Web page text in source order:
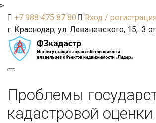
>
+7 988 475 87 80
Вход / регистрация
г. Краснодар, ул. Леваневского, 15, 3
navigation
Проблемы
кадастровой оценки